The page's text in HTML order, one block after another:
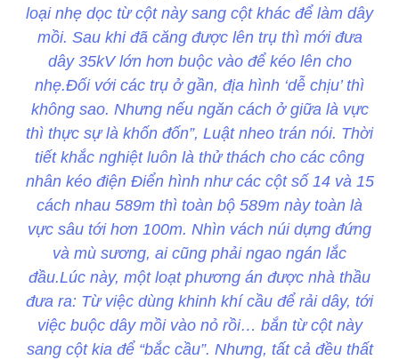
loại nhẹ dọc từ cột này sang cột khác để làm dây
mồi. Sau khi đã căng được lên trụ thì mới đưa
dây 35kV lớn hơn buộc vào để kéo lên cho
nhẹ.Đối với các trụ ở gần, địa hình ‘dễ chịu’ thì
không sao. Nhưng nếu ngăn cách ở giữa là vực
thì thực sự là khốn đốn”, Luật nheo trán nói. Thời
tiết khắc nghiệt luôn là thử thách cho các công
nhân kéo điện Điển hình như các cột số 14 và 15
cách nhau 589m thì toàn bộ 589m này toàn là
vực sâu tới hơn 100m. Nhìn vách núi dựng đứng
và mù sương, ai cũng phải ngao ngán lắc
đầu.Lúc này, một loạt phương án được nhà thầu
đưa ra: Từ việc dùng khinh khí cầu để rải dây, tới
việc buộc dây mồi vào nỏ rồi… bắn từ cột này
sang cột kia để “bắc cầu”. Nhưng, tất cả đều thất